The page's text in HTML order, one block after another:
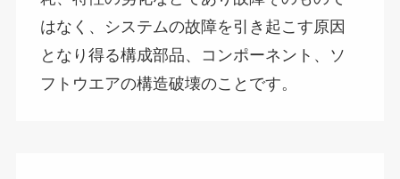
はなく、システムの故障を引き起こす原因
となり得る構成部品、コンポーネント、ソ
フトウエアの構造破壊のことです。